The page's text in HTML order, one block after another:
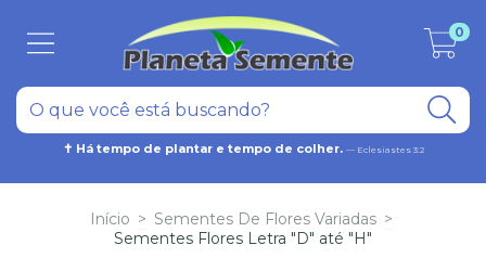
✝ Há tempo de plantar e tempo de colher. — Eclesiastes 3:2
0
Início > Sementes De Flores Variadas >
Sementes Flores Letra "D" até "H"